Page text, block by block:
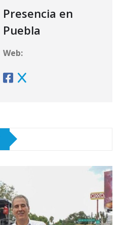
Presencia en
Puebla
Web: